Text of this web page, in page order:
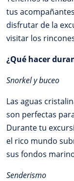
tus
disfrutar de la
visitar los
¿Qué hacer
Snorkel y buceo
Las aguas
son perfectas
Durante tu
el rico mundo
sus fondos
Senderismo